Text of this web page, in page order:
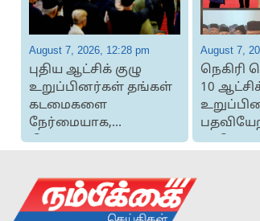
August 7, 2026, 12:28 pm
புதிய ஆட்சிக் குழு
உறுப்பினர்கள் தங்கள்
கடமைகளை
நேர்மையாக,
நியாயமாக,
August 7,
நெகிரி
10
பாலோங்